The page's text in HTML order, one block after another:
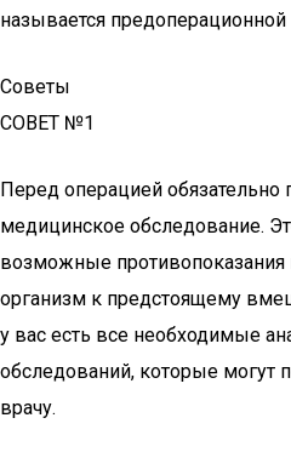
называется предоперационной
Советы
СОВЕТ №1
Перед операцией обязательно
медицинское обследование.
возможные противопоказания
организм к предстоящему
у вас есть все необходимые
обследований, которые могут
врачу.